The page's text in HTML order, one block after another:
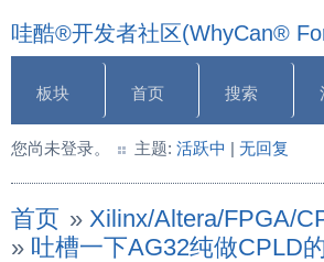
哇酷®开发者社区(WhyCan®
板块 首页 搜索
您尚未登录。 主题: 活跃中 | 无回复
首页 » Xilinx/Altera/FPGA/
» 吐槽一下AG32纯做CPLD